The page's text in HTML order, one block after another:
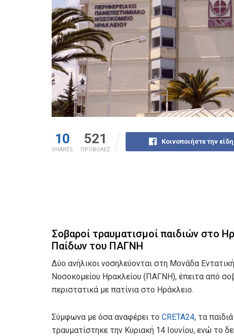
10
SHARES
521
ΠΡΟΒΟΛΕΣ
Κοινοποιήστε την
Σοβαροί τραυματισμοί παιδιών στο
Παίδων του ΠΑΓΝΗ
Δύο ανήλικοι νοσηλεύονται στη Μονάδα
Νοσοκομείου Ηρακλείου (ΠΑΓΝΗ), έπειτα από
περιστατικά με πατίνια στο Ηράκλειο.
Σύμφωνα με όσα αναφέρει το CRETA24, τα
τραυματίστηκε την Κυριακή 14 Ιουνίου, ενώ το